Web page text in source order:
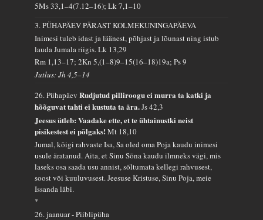
5Ms 33,1–4(7.12–16); Lk 7,1–10
3. PÜHAPÄEV PÄRAST KOLMEKUNINGAPÄEVA
Inimesi tuleb idast ja läänest, põhjast ja lõunast ning istub
lauda Jumala riigis.Lk 13,29
Rm 1,13–17; 2Kn 5,(1–8)9–15(16–18)19a; Ps 9
Jutlus: Jh 4,5–14
26. PühapäevRudjutud pilliroogu ei murra ta katki ja
hõõguvat tahti ei kustuta ta ära.Js 42,3
Jeesus ütleb: Vaadake ette, et te ühtainustki neist
pisikestest ei põlgaks!Mt 18,10
Jumal, kõigi rahvaste Isa, Sa oled oma Poja kaudu inimesi
usule äratanud. Aita, et Sinu Sõna kaudu ilmneks vägi, mis
laseks osa saada usu annist, sõltumata kellegi rahvusest,
soost või kuuluvusest. Jeesuse Kristuse, Sinu Poja, meie
Issanda läbi.
*
26. jaanuar - Piiblipüha